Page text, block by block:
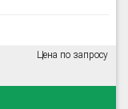
Цена по запросу